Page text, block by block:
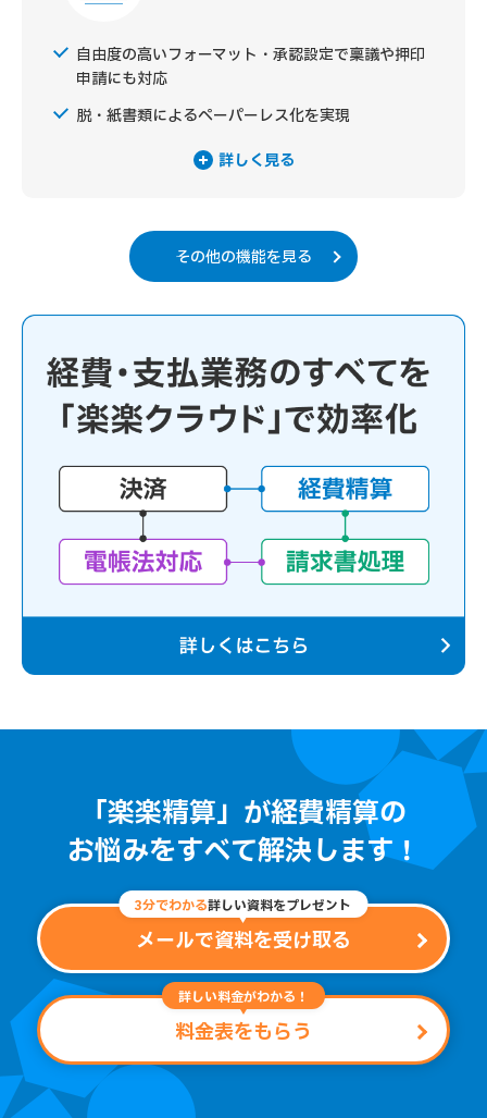
自由度の高いフォーマット・承認設定で稟議や押印
申請にも対応
脱・紙書類によるペーパーレス化を実現
詳しく見る
その他の機能を見る
「楽楽精算」が経費精算の
お悩みをすべて解決します！
3分でわかる詳しい資料をプレゼント
メールで資料を受け取る
詳しい料金がわかる！
料金表をもらう